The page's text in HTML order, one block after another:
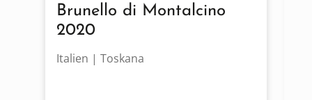
Brunello di Montalcino
2020
Italien | Toskana